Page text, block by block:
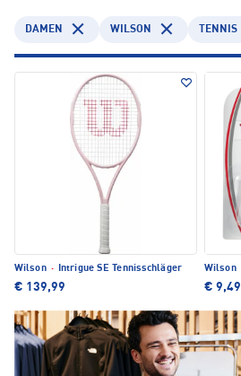
DAMEN WILSON TENNIS
Wilson · Intrigue SE Tennisschläger
€ 139,99
Wilson
€ 9,49